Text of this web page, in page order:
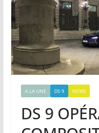
A LA UNE DS 9 NEWS
DS 9